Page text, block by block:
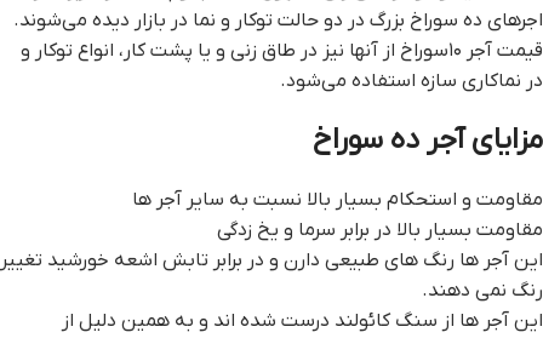
اجرهای ده سوراخ بزرگ در دو حالت توکار و نما در بازار دیده می‌شوند.
قیمت آجر ۱۰سوراخ از آنها نیز در طاق زنی و یا پشت کار، انواع توکار و
در نماکاری سازه استفاده می‌شود.
مزایای آجر ده سوراخ
مقاومت و استحکام بسیار بالا نسبت به سایر آجر ها
مقاومت بسیار بالا در برابر سرما و یخ زدگی
این آجر ها رنگ های طبیعی دارن و در برابر تابش اشعه خورشید تغییر
رنگ نمی دهند.
این آجر ها از سنگ کائولند درست شده اند و به همین دلیل از